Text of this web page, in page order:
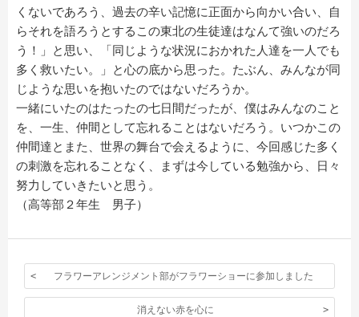
くないであろう、過去の辛い記憶に正面から向かい合い、自
らそれを語ろうとするこの東北の生徒達はなんて強いのだろ
う！」と思い、「同じような状況におかれた人達を一人でも
多く救いたい。」と心の底から思った。たぶん、みんなが同
じような思いを抱いたのではないだろうか。
一緒にいたのはたったの七日間だったが、僕はみんなのこと
を、一生、仲間として忘れることはないだろう。いつかこの
仲間達とまた、世界の舞台で会えるように、今回感じた多く
の刺激を忘れることなく、まずは今している勉強から、日々
努力していきたいと思う。
（高等部２年生 男子）
フラワーアレンジメント部がフラワーショーに参加しました
消えない赤を心に